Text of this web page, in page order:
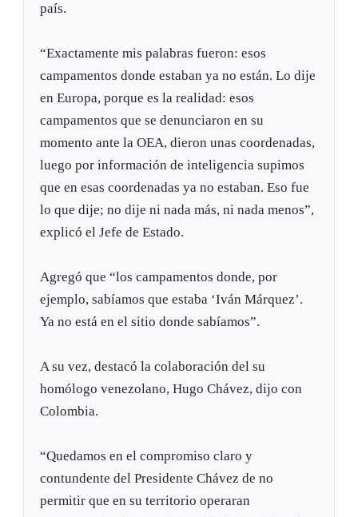
país.
“Exactamente mis palabras fueron: esos
campamentos donde estaban ya no están. Lo dije
en Europa, porque es la realidad: esos
campamentos que se denunciaron en su
momento ante la OEA, dieron unas coordenadas,
luego por información de inteligencia supimos
que en esas coordenadas ya no estaban. Eso fue
lo que dije; no dije ni nada más, ni nada menos”,
explicó el Jefe de Estado.
Agregó que “los campamentos donde, por
ejemplo, sabíamos que estaba ‘Iván Márquez’.
Ya no está en el sitio donde sabíamos”.
A su vez, destacó la colaboración del su
homólogo venezolano, Hugo Chávez, dijo con
Colombia.
“Quedamos en el compromiso claro y
contundente del Presidente Chávez de no
permitir que en su territorio operaran